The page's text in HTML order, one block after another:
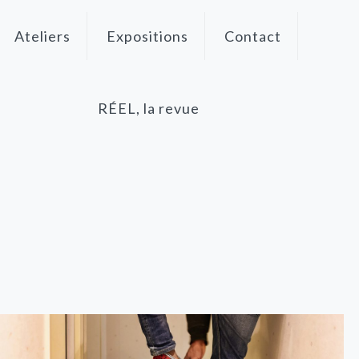
Ateliers Expositions Contact
RÉEL, la revue